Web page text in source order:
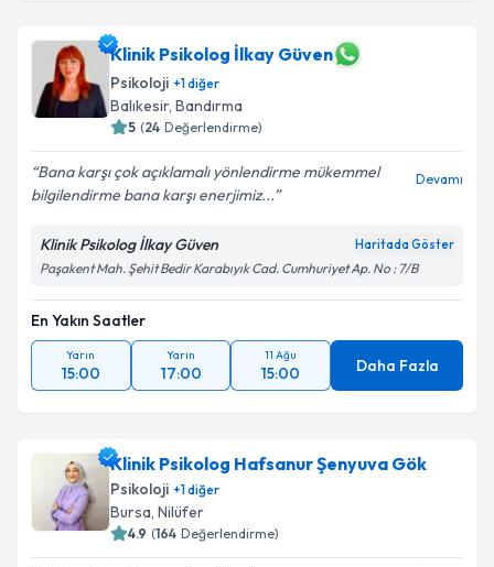
Klinik Psikolog İlkay Güven
Psikoloji +1diğer
Balıkesir, Bandırma
5 (24 Değerlendirme)
Bana karşı çok açıklamalı yönlendirme mükemmel
bilgilendirme bana karşı enerjimiz...
Devamı
Klinik Psikolog İlkay Güven Haritada Göster
Paşakent Mah. Şehit Bedir Karabıyık Cad. Cumhuriyet Ap. No : 7/B
En Yakın Saatler
Yarın
15:00
Yarın
17:00
11 Ağu
15:00 Daha Fazla
Klinik Psikolog Hafsanur Şenyuva Gök
Psikoloji +1diğer
Bursa, Nilüfer
4.9 (164 Değerlendirme)